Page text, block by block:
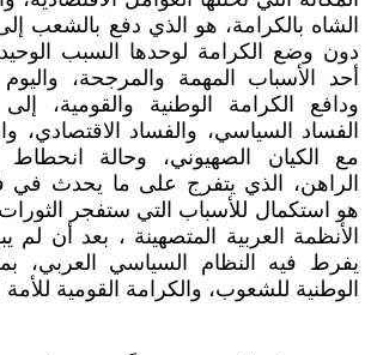
الشاه بالكرامة، هو الذي دفع بالشعب
دون وضع الكرامة لوحدها السبب الوحيد
أحد الأسباب المهمة والمرجحة،
ودافع الكرامة الوطنية والقومية،
الفساد السياسي، والفساد الاقتصادي،
مع الكيان الصهيوني، وحالة انحطاط
الراهن، الذي يتفرج على ما يحدث
هو استكمال للأسباب التي ستفجر
الأنظمة العربية المتصهينة ، بعد أن
يفرط فيه النظام السياسي العربي،
الوطنية للشعوب، والكرامة القومية للأمة